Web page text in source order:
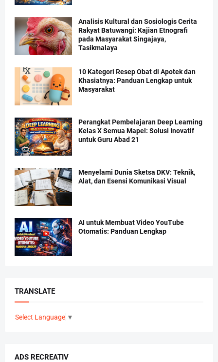
Analisis Kultural dan Sosiologis Cerita
Rakyat Batuwangi: Kajian Etnografi
pada Masyarakat Singajaya,
Tasikmalaya
10 Kategori Resep Obat di Apotek dan
Khasiatnya: Panduan Lengkap untuk
Masyarakat
Perangkat Pembelajaran Deep Learning
Kelas X Semua Mapel: Solusi Inovatif
untuk Guru Abad 21
Menyelami Dunia Sketsa DKV: Teknik,
Alat, dan Esensi Komunikasi Visual
AI untuk Membuat Video YouTube
Otomatis: Panduan Lengkap
TRANSLATE
Select Language ▼
ADS RECREATIV